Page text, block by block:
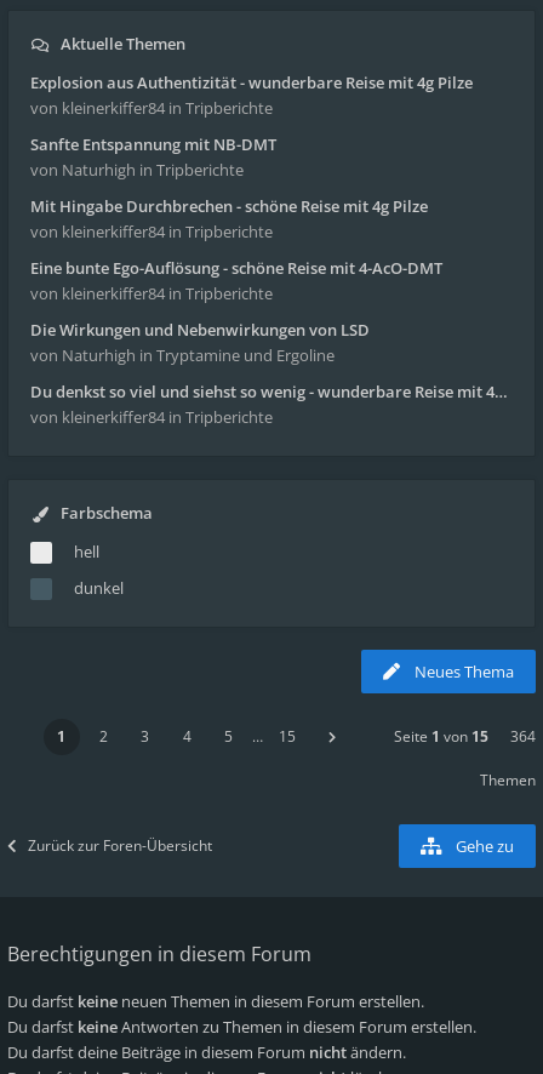
Aktuelle Themen
Explosion aus Authentizität - wunderbare Reise mit 4g Pilze
von kleinerkiffer84 in Tripberichte
Sanfte Entspannung mit NB-DMT
von Naturhigh in Tripberichte
Mit Hingabe Durchbrechen - schöne Reise mit 4g Pilze
von kleinerkiffer84 in Tripberichte
Eine bunte Ego-Auflösung - schöne Reise mit 4-AcO-DMT
von kleinerkiffer84 in Tripberichte
Die Wirkungen und Nebenwirkungen von LSD
von Naturhigh in Tryptamine und Ergoline
Du denkst so viel und siehst so wenig - wunderbare Reise mit 4g Pilze
von kleinerkiffer84 in Tripberichte
Farbschema
hell
dunkel
Neues Thema
1 2 3 4 5 … 15 Seite 1 von 15 364
Themen
Zurück zur Foren-Übersicht Gehe zu
Berechtigungen in diesem Forum
Du darfst keine neuen Themen in diesem Forum erstellen.
Du darfst keineAntworten zu Themen in diesem Forum erstellen.
Du darfst deine Beiträge in diesem Forum nichtändern.